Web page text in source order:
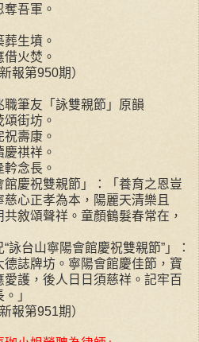
吾軍。
生墳。
火焚。
報第950期）
職筆友「詠雙親節」原韻
街坊。
壽康。
祺祥。
念長。
館慶祝雙親節」：「養育之恩豈
心正孝為本，陽麗天清樂且
敘頌聲祥。童顏鶴髮春常在，
詠台山寧陽會館慶祝雙親節”」：
德誌牌坊。寧陽會館慶佳節，寶
護，後人日日須慈祥。記牢百
」
報第951期）